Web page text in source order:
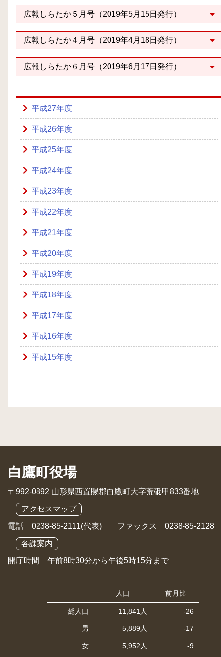
広報しらたか５月号（2019年5月15日発行）
広報しらたか４月号（2019年4月18日発行）
広報しらたか６月号（2019年6月17日発行）
平成27年度
平成26年度
平成25年度
平成24年度
平成23年度
平成22年度
平成21年度
平成20年度
平成19年度
平成18年度
平成17年度
平成16年度
平成15年度
白鷹町役場
〒992-0892 山形県西置賜郡白鷹町大字荒砥甲833番地
アクセスマップ
電話 0238-85-2111(代表) ファックス 0238-85-2128
各課案内
開庁時間 午前8時30分から午後5時15分まで
人口 前月比
総人口 11,841人 -26
男 5,889人 -17
女 5,952人 -9